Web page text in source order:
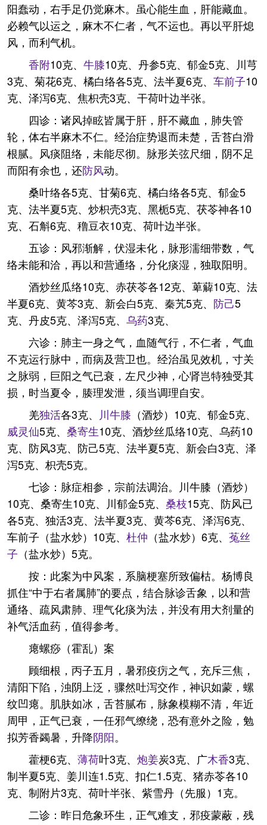
阳蠢动，右手足仍觉麻木。虽心能生血，肝能藏血。
必赖气以运之，麻木不仁者，气不运也。再以平肝熄
风，而利气机。
香附10克、 牛膝10克、丹参5克、郁金5克、川芎
3克、菊花6克、橘白络各5克、法半夏6克、 车前子10
克、泽泻6克、焦枳壳3克、干荷叶边半张。
四诊：诸风掉眩皆属于肝，肝不藏血，肺失管
轮，体右半麻木不仁。经治症势退而未楚，舌苔白滑
根腻。风痰阻络，未能尽彻。脉形关弦尺细，阴不足
而阳有余也，还防风动。
桑叶络各5克、甘菊6克、橘白络各5克、郁金5
克、法半夏5克、炒枳壳3克、黑栀5克、茯苓神各10
克、石斛6克、穞豆衣10克、荷叶边半张。
五诊：风邪渐解，伏湿未化，脉形濡细带数，气
络未能和洽，再以和营通络，分化痰湿，独取阳明。
酒炒丝瓜络10克、赤茯苓各12克、萆薢10克、法
半夏6克、黄芩3克、新会白5克、秦艽5克、 防己5
克、丹皮5克、泽泻5克、 乌药3克、
六诊：肺主一身之气，血随气行，不仁者，气血
不克运行脉中，而病及营卫也。经治虽见效机，寸关
之脉弱，巨阳之气已衰，左尺少神，心肾岂特独受其
损，时当夏令，腠理发泄，须当调理自安。
羌独活各3克、 川牛膝 （酒炒）10克、郁金5克、
威灵仙5克、 桑寄生10克、酒炒丝瓜络10克、乌药10
克、防风3克、防己5克、法半夏5克、新会白3克、泽
泻5克、枳壳5克。
七诊：脉症相参，宗前法调治。川牛膝（酒炒）
10克、桑寄生10克、川郁金5克、 桑枝15克、防风已
各5克、独活3克、法半夏3克、黄芩6克、泽泻6克、
车前子（盐水炒）10克、 杜仲 （盐水炒）6克、 菟丝
子 （盐水炒）5克。
按：此案为中风案，系脑梗塞所致偏枯。杨博良
抓住“中于右者属肺”的要点，结合脉诊舌象，以和营
通络、疏风肃肺、理气化痰为法，并没有用大剂量的
补气活血药，值得参考。
瘪螺痧（霍乱）案
顾细根，丙子五月，暑邪疫疠之气，充斥三焦，
清阳下陷，浊阴上泛，骤然吐泻交作，神识如蒙，螺
纹凹瘪。肌肤如冰，舌苔腻布，脉象模糊不清，年近
周甲，正气已衰，一任邪气缭绕，恐有意外之险，勉
拟芳香蠲暑，升降阴阳。
藿梗6克、 薄荷叶3克、 炮姜炭3克、广木香3克、
制半夏5克、姜川连1.5克、扣仁1.5克、猪赤苓各10
克、制附片3克、荷叶半张、紫雪丹（先服）1克。
二诊：昨日危象环生，正气难支，邪疫蒙蔽，残